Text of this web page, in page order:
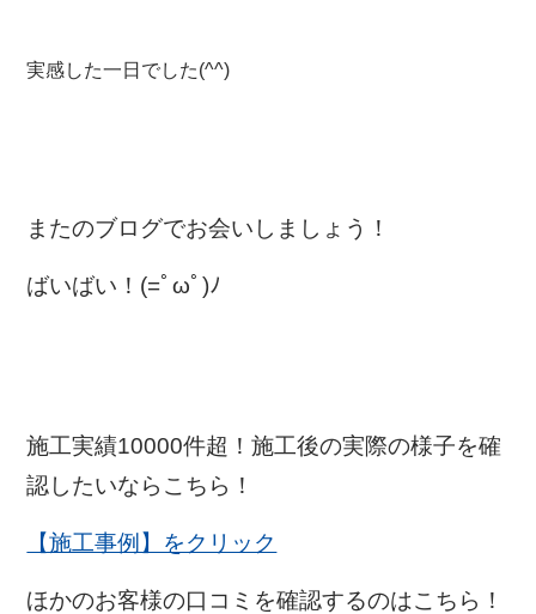
実感した一日でした(^^)
またのブログでお会いしましょう！
ばいばい！(=ﾟωﾟ)ﾉ
施工実績10000件超！施工後の実際の様子を確
認したいならこちら！
【施工事例】をクリック
ほかのお客様の口コミを確認するのはこちら！